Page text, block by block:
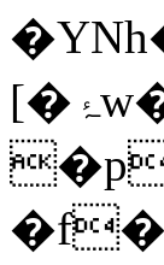
[�ۂw�Ȏ�۵��@y��O>